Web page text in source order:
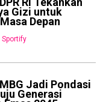
Gizi untuk
Depan
Sportify
Jadi Pondasi
Generasi